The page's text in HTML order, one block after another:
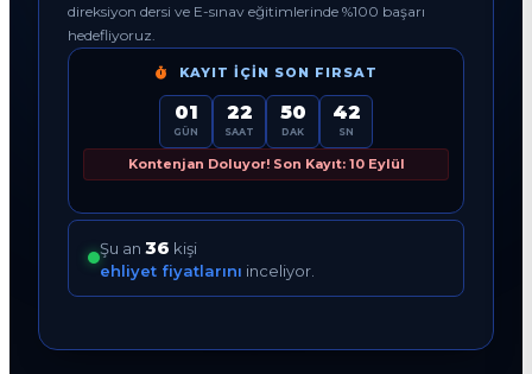
direksiyon dersi ve E-sınav eğitimlerinde %100 başarı
hedefliyoruz.
KAYIT İÇIN SON FIRSAT
01
GÜN
22
SAAT
50
DAK
41
SN
Kontenjan Doluyor! Son Kayıt: 10 Eylül
Şu an 36 kişi
ehliyet fiyatlarını inceliyor.